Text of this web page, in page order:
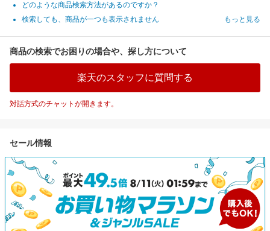
どのような商品検索方法があるのですか？
検索しても、商品が一つも表示されません
もっと見る
商品の検索でお困りの場合や、探し方について
楽天のスタッフに質問する
対話方式のチャットが開きます。
セール情報